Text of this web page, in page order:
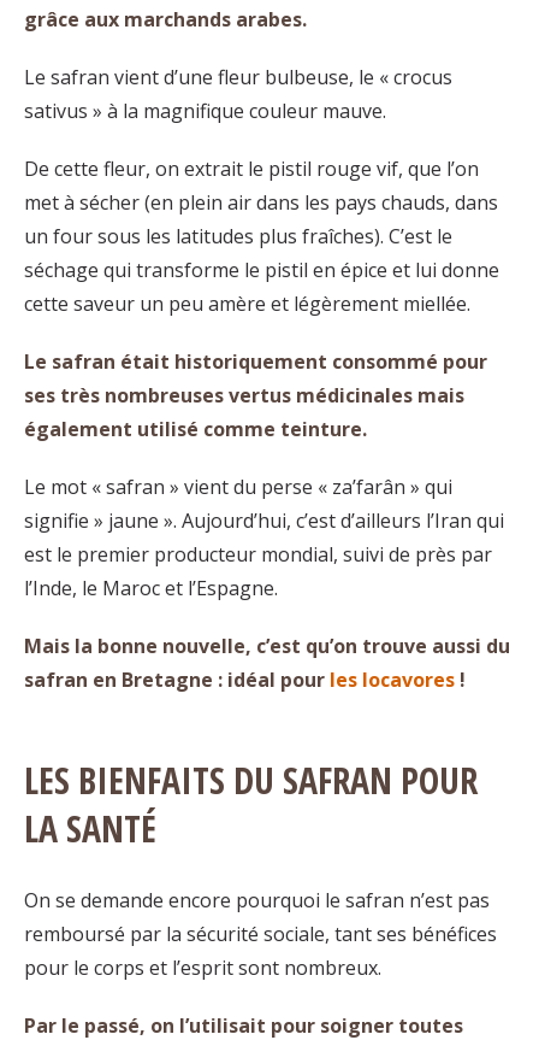
grâce aux marchands arabes.
Le safran vient d’une fleur bulbeuse, le « crocus
sativus » à la magnifique couleur mauve.
De cette fleur, on extrait le pistil rouge vif, que l’on
met à sécher (en plein air dans les pays chauds, dans
un four sous les latitudes plus fraîches). C’est le
séchage qui transforme le pistil en épice et lui donne
cette saveur un peu amère et légèrement miellée.
Le safran était historiquement consommé pour
ses très nombreuses vertus médicinales mais
également utilisé comme teinture.
Le mot « safran » vient du perse « za’farân » qui
signifie » jaune ». Aujourd’hui, c’est d’ailleurs l’Iran qui
est le premier producteur mondial, suivi de près par
l’Inde, le Maroc et l’Espagne.
Mais la bonne nouvelle, c’est qu’on trouve aussi du
safran en Bretagne : idéal pour les locavores !
LES BIENFAITS DU SAFRAN POUR
LA SANTÉ
On se demande encore pourquoi le safran n’est pas
remboursé par la sécurité sociale, tant ses bénéfices
pour le corps et l’esprit sont nombreux.
Par le passé, on l’utilisait pour soigner toutes